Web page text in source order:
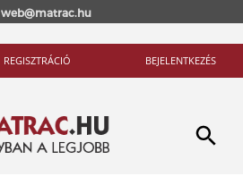
web@matrac.hu
REGISZTRÁCIÓ BEJELENTKEZÉS